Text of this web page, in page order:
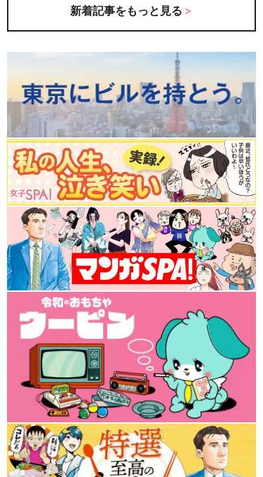
新着記事をもっと見る